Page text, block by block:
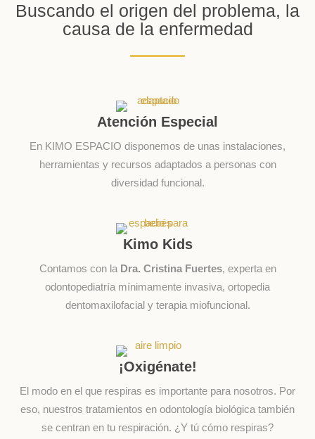
Buscando el origen del problema, la
causa de la enfermedad
Atención Especial
En KIMO ESPACIO disponemos de unas instalaciones,
herramientas y recursos adaptados a personas con
diversidad funcional.
Kimo Kids
Contamos con la Dra. Cristina Fuertes, experta en
odontopediatría mínimamente invasiva, ortopedia
dentomaxilofacial y terapia miofuncional.
¡Oxigénate!
El modo en el que respiras es importante para nosotros. Por
eso, nuestros tratamientos en odontología biológica también
se centran en tu respiración. ¿Y tú cómo respiras?